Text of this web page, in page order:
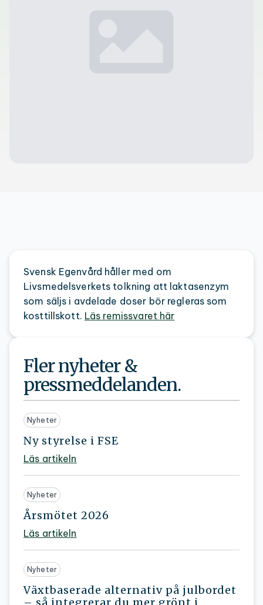
Svensk Egenvård håller med om
Livsmedelsverkets tolkning att laktasenzym
som säljs i avdelade doser bör regleras som
kosttillskott. Läs remissvaret här
Fler nyheter &
pressmeddelanden.
Ny styrelse i FSE
Nyheter
Läs artikeln
Årsmötet 2026
Nyheter
Läs artikeln
Växtbaserade alternativ på julbordet
– så integrerar du mer grönt i
Nyheter